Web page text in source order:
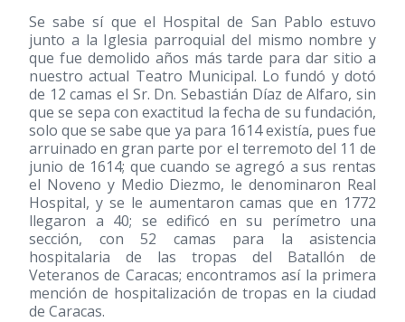
Se sabe sí que el Hospital de San Pablo estuvo
junto a la Iglesia parroquial del mismo nombre y
que fue demolido años más tarde para dar sitio a
nuestro actual Teatro Municipal. Lo fundó y dotó
de 12 camas el Sr. Dn. Sebastián Díaz de Alfaro, sin
que se sepa con exactitud la fecha de su fundación,
solo que se sabe que ya para 1614 existía, pues fue
arruinado en gran parte por el terremoto del 11 de
junio de 1614; que cuando se agregó a sus rentas
el Noveno y Medio Diezmo, le denominaron Real
Hospital, y se le aumentaron camas que en 1772
llegaron a 40; se edificó en su perímetro una
sección, con 52 camas para la asistencia
hospitalaria de las tropas del Batallón de
Veteranos de Caracas; encontramos así la primera
mención de hospitalización de tropas en la ciudad
de Caracas.